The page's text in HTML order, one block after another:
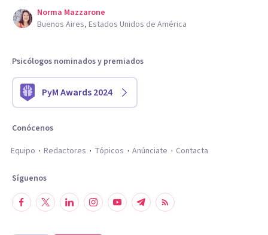
Norma Mazzarone
Buenos Aires, Estados Unidos de América
Psicólogos nominados y premiados
PyM Awards 2024
Conócenos
Equipo
Redactores Tópicos Anúnciate Contacta
Síguenos